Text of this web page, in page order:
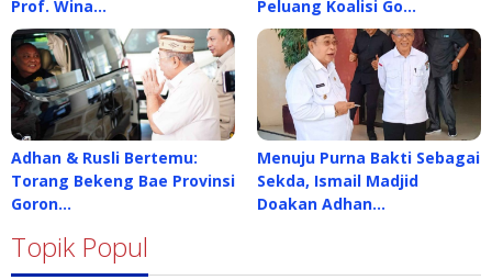
Prof. Wina…
Peluang Koalisi Go…
Adhan & Rusli Bertemu:
Torang Bekeng Bae Provinsi
Goron…
Menuju Purna Bakti Sebagai
Sekda, Ismail Madjid
Doakan Adhan…
Topik Popul